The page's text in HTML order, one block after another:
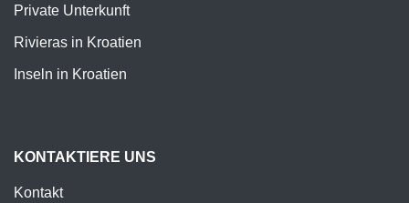
Private Unterkunft
Rivieras in Kroatien
Inseln in Kroatien
KONTAKTIERE UNS
Kontakt